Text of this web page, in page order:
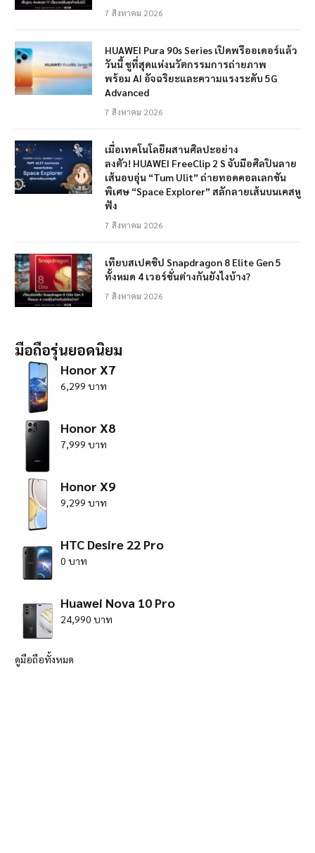
7 สิงหาคม 2026
HUAWEI Pura 90s Series เปิดพรีออเดอร์แล้ว
วันนี้ ชูที่สุดแห่งนวัตกรรมการถ่ายภาพ
พร้อม AI อัจฉริยะและความแรงระดับ 5G
Advanced
7 สิงหาคม 2026
เมื่อเทคโนโลยีผสานศิลปะอย่าง
ลงตัว! HUAWEI FreeClip 2 S จับมือศิลปินลาย
เส้นอบอุ่น “Tum Ulit” ถ่ายทอดคอลเลกชัน
พิเศษ “Space Explorer” สลักลายเส้นบนเคสหู
ฟัง
7 สิงหาคม 2026
เทียบสเปคชิป Snapdragon 8 Elite Gen 5
ทั้งหมด 4 เวอร์ชั่นต่างกันยังไงบ้าง?
7 สิงหาคม 2026
มือถือรุ่นยอดนิยม
Honor X7
6,299 บาท
Honor X8
7,999 บาท
Honor X9
9,299 บาท
HTC Desire 22 Pro
0 บาท
Huawei Nova 10 Pro
24,990 บาท
ดูมือถือทั้งหมด